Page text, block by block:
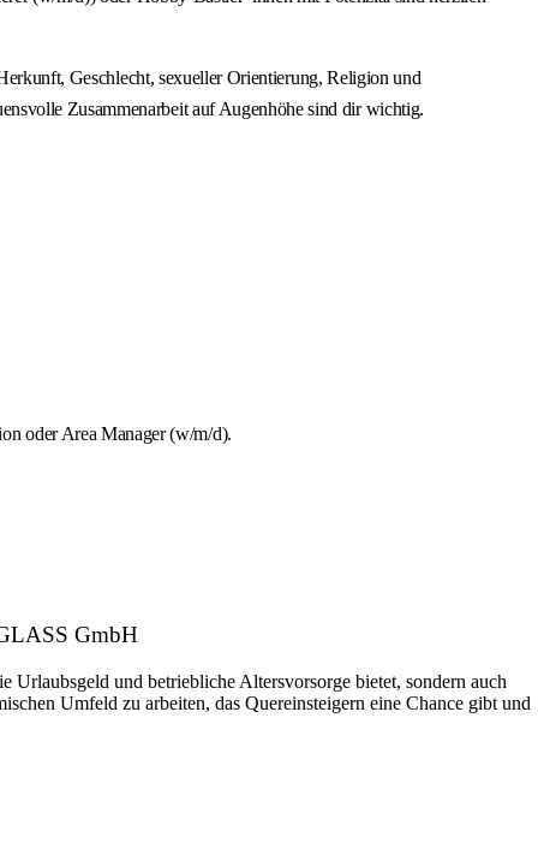
Geschlecht, sexueller Orientierung, Religion und
Zusammenarbeit auf Augenhöhe sind dir wichtig.
oder Area Manager (w/m/d).
GmbH
und betriebliche Altersvorsorge bietet, sondern auch
Umfeld zu arbeiten, das Quereinsteigern eine Chance gibt und